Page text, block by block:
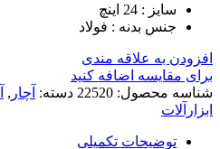
سایز : 24 اینچ
جنس بدنه : فولاد
افزودن به علاقه مندی
برای مقایسه اضافه کنید
شناسه محصول: 22520 دسته: آچار ,
ابزارآلات
توضیحات تکمیلی